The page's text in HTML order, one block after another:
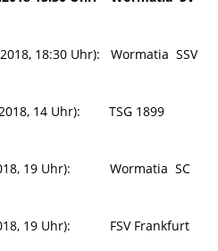
18:30 Uhr): Wormatia  SSV
14 Uhr): TSG 1899
19 Uhr): Wormatia  SC
19 Uhr): FSV Frankfurt 